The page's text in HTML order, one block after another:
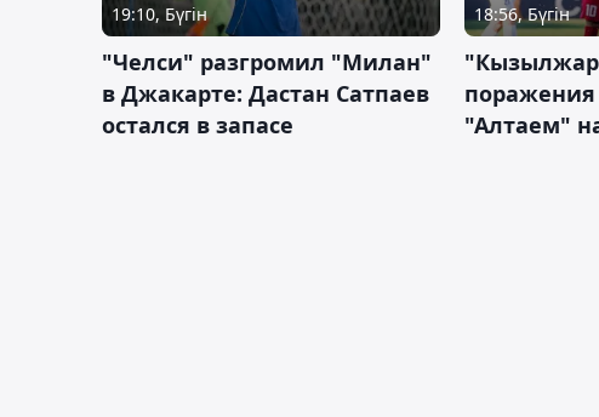
19:10, Бүгін
"Челси" разгромил "Милан"
в Джакарте: Дастан Сатпаев
остался в запасе
18:56, Бүгін
поражения
"Алтаем"